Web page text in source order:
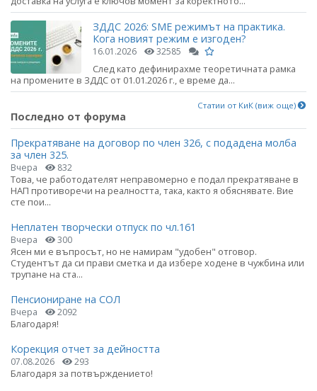
ЗДДС 2026: SME режимът на практика.
Кога новият режим е изгоден?
16.01.2026 32585
След като дефинирахме теоретичната рамка
на промените в ЗДДС от 01.01.2026 г., е време да...
Статии от КиК (виж още)
Последно от форума
Прекратяване на договор по член 326, с подадена молба
за член 325.
Вчера 832
Това, че работодателят неправомерно е подал прекратяване в
НАП противоречи на реалността, така, както я обяснявате. Вие
сте пои...
Неплатен творчески отпуск по чл.161
Вчера 300
Ясен ми е въпросът, но не намирам "удобен" отговор.
Студентът да си прави сметка и да избере ходене в чужбина или
трупане на ста...
Пенсиониране на СОЛ
Вчера 2092
Благодаря!
Корекция отчет за дейността
07.08.2026 293
Благодаря за потвърждението!